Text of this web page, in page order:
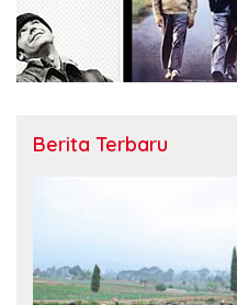
Berita Terbaru